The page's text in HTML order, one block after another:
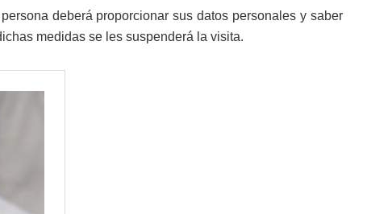
deberá proporcionar sus datos personales y saber
medidas se les suspenderá la visita.